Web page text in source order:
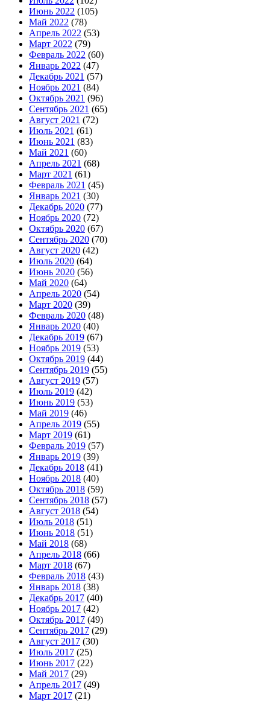
Июнь 2022 (105)
Май 2022 (78)
Апрель 2022 (53)
Март 2022 (79)
Февраль 2022 (60)
Январь 2022 (47)
Декабрь 2021 (57)
Ноябрь 2021 (84)
Октябрь 2021 (96)
Сентябрь 2021 (65)
Август 2021 (72)
Июль 2021 (61)
Июнь 2021 (83)
Май 2021 (60)
Апрель 2021 (68)
Март 2021 (61)
Февраль 2021 (45)
Январь 2021 (30)
Декабрь 2020 (77)
Ноябрь 2020 (72)
Октябрь 2020 (67)
Сентябрь 2020 (70)
Август 2020 (42)
Июль 2020 (64)
Июнь 2020 (56)
Май 2020 (64)
Апрель 2020 (54)
Март 2020 (39)
Февраль 2020 (48)
Январь 2020 (40)
Декабрь 2019 (67)
Ноябрь 2019 (53)
Октябрь 2019 (44)
Сентябрь 2019 (55)
Август 2019 (57)
Июль 2019 (42)
Июнь 2019 (53)
Май 2019 (46)
Апрель 2019 (55)
Март 2019 (61)
Февраль 2019 (57)
Январь 2019 (39)
Декабрь 2018 (41)
Ноябрь 2018 (40)
Октябрь 2018 (59)
Сентябрь 2018 (57)
Август 2018 (54)
Июль 2018 (51)
Июнь 2018 (51)
Май 2018 (68)
Апрель 2018 (66)
Март 2018 (67)
Февраль 2018 (43)
Январь 2018 (38)
Декабрь 2017 (40)
Ноябрь 2017 (42)
Октябрь 2017 (49)
Сентябрь 2017 (29)
Август 2017 (30)
Июль 2017 (25)
Июнь 2017 (22)
Май 2017 (29)
Апрель 2017 (49)
Март 2017 (21)